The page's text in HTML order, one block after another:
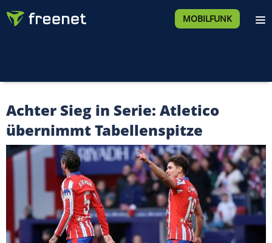
MOBILFUNK
Achter Sieg in Serie: Atletico
übernimmt Tabellenspitze